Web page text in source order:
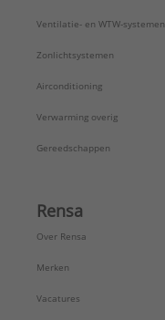
Ventilatie- en WTW-systemen
Zonlichtsystemen
Airconditioning
Verwarming overig
Gereedschappen
Rensa
Over Rensa
Merken
Vacatures